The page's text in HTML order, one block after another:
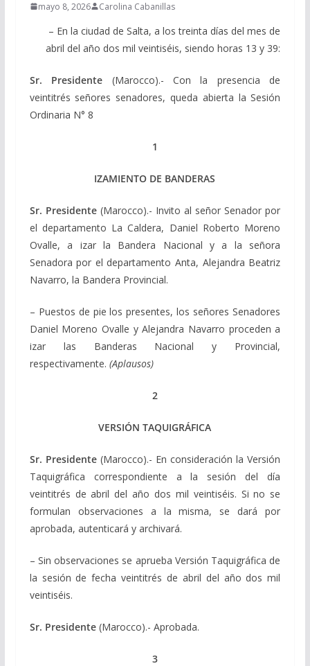
mayo 8, 2026 Carolina Cabanillas
– En la ciudad de Salta, a los treinta días del mes de
abril del año dos mil veintiséis, siendo horas 13 y 39:
Sr. Presidente (Marocco).- Con la presencia de
veintitrés señores senadores, queda abierta la Sesión
Ordinaria N° 8
1
IZAMIENTO DE BANDERAS
Sr. Presidente(Marocco).- Invito al señor Senador por
el departamento La Caldera, Daniel Roberto Moreno
Ovalle, a izar la Bandera Nacional y a la señora
Senadora por el departamento Anta, Alejandra Beatriz
Navarro, la Bandera Provincial.
– Puestos de pie los presentes, los señores Senadores
Daniel Moreno Ovalle y Alejandra Navarro proceden a
izar las Banderas Nacional y Provincial,
respectivamente. (Aplausos)
2
VERSIÓN TAQUIGRÁFICA
Sr. Presidente(Marocco).- En consideración la Versión
Taquigráfica correspondiente a la sesión del día
veintitrés de abril del año dos mil veintiséis. Si no se
formulan observaciones a la misma, se dará por
aprobada, autenticará y archivará.
– Sin observaciones se aprueba Versión Taquigráfica de
la sesión de fecha veintitrés de abril del año dos mil
veintiséis.
Sr. Presidente(Marocco).- Aprobada.
3